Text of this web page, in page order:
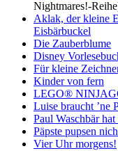
Nightmares!-
Aklak, der kleine
Eisbärbuckel
Die Zauberblume
Disney
Für kleine
Kinder von fern
LEGO®
Luise braucht ’ne
Paul Waschbär
Päpste pupsen
Vier Uhr morgens!